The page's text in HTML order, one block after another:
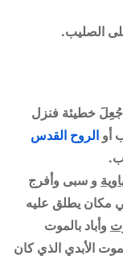
الصليب.
جُعِلَ خطيئة فنزل
أو الروح القدس
.
و سبى وأفرج
مكان يطلق عليه
وأباد بالموت
الأبدي الذي كان